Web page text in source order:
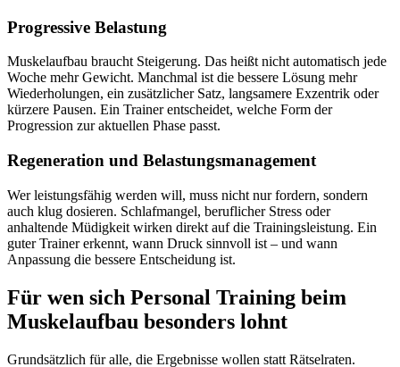
Progressive Belastung
Muskelaufbau braucht Steigerung. Das heißt nicht automatisch jede
Woche mehr Gewicht. Manchmal ist die bessere Lösung mehr
Wiederholungen, ein zusätzlicher Satz, langsamere Exzentrik oder
kürzere Pausen. Ein Trainer entscheidet, welche Form der
Progression zur aktuellen Phase passt.
Regeneration und Belastungsmanagement
Wer leistungsfähig werden will, muss nicht nur fordern, sondern
auch klug dosieren. Schlafmangel, beruflicher Stress oder
anhaltende Müdigkeit wirken direkt auf die Trainingsleistung. Ein
guter Trainer erkennt, wann Druck sinnvoll ist – und wann
Anpassung die bessere Entscheidung ist.
Für wen sich Personal Training beim
Muskelaufbau besonders lohnt
Grundsätzlich für alle, die Ergebnisse wollen statt Rätselraten.